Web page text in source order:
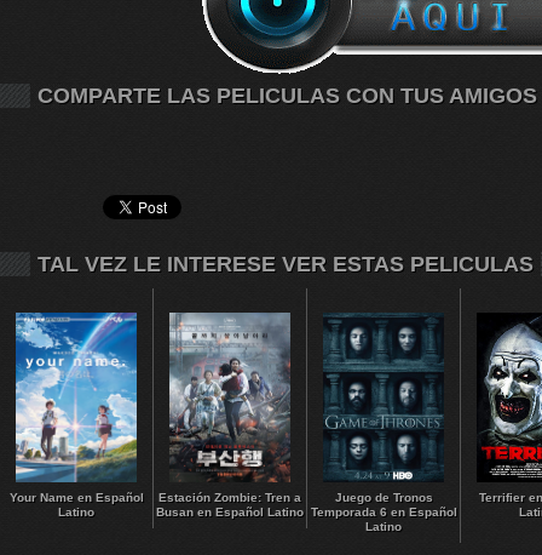
COMPARTE LAS PELICULAS CON TUS AMIGOS
TAL VEZ LE INTERESE VER ESTAS PELICULAS
Your Name en Español
Latino
Estación Zombie: Tren a
Busan en Español Latino
Juego de Tronos
Temporada 6 en Español
Latino
Terrifier